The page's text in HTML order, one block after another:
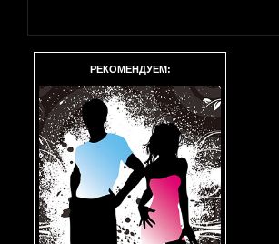
РЕКОМЕНДУЕМ: